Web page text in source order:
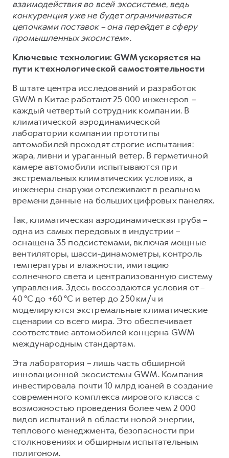
взаимодействия во всей экосистеме, ведь
конкуренция уже не будет ограничиваться
цепочками поставок – она перейдет в сферу
промышленных экосистем».
Ключевые технологии: GWM ускоряется на
пути к технологической самостоятельности
В штате центра исследований и разработок
GWM в Китае работают 25 000 инженеров –
каждый четвертый сотрудник компании. В
климатической аэродинамической
лаборатории компании прототипы
автомобилей проходят строгие испытания:
жара, ливни и ураганный ветер. В герметичной
камере автомобили испытываются при
экстремальных климатических условиях, а
инженеры снаружи отслеживают в реальном
времени данные на больших цифровых панелях.
Так, климатическая аэродинамическая труба –
одна из самых передовых в индустрии –
оснащена 35 подсистемами, включая мощные
вентиляторы, шасси-динамометры, контроль
температуры и влажности, имитацию
солнечного света и централизованную систему
управления. Здесь воссоздаются условия от –
40 °C до +60 °C и ветер до 250 км/ч и
моделируются экстремальные климатические
сценарии со всего мира. Это обеспечивает
соответствие автомобилей концерна GWM
международным стандартам.
Эта лаборатория –лишь часть обширной
инновационной экосистемы GWM. Компания
инвестировала почти 10 млрд юаней в создание
современного комплекса мирового класса с
возможностью проведения более чем 2 000
видов испытаний в области новой энергии,
теплового менеджмента, безопасности при
столкновениях и обширным испытательным
полигоном.